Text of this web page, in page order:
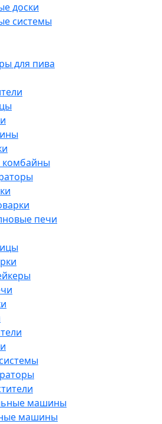
доски
системы
для пива
комбайны
печи
машины
машины